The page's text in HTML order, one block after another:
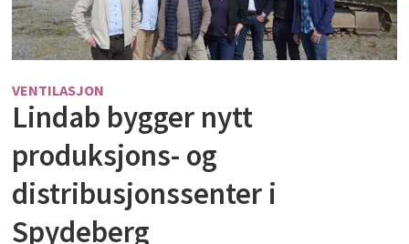
VENTILASJON
Lindab bygger nytt
produksjons- og
distribusjonssenter i
Spydeberg